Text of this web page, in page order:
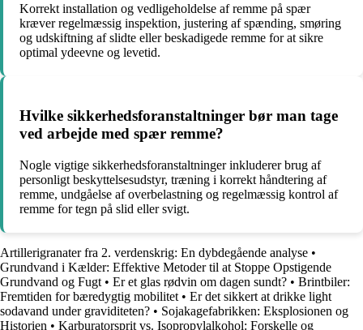
Korrekt installation og vedligeholdelse af remme på spær
kræver regelmæssig inspektion, justering af spænding, smøring
og udskiftning af slidte eller beskadigede remme for at sikre
optimal ydeevne og levetid.
Hvilke sikkerhedsforanstaltninger bør man tage
ved arbejde med spær remme?
Nogle vigtige sikkerhedsforanstaltninger inkluderer brug af
personligt beskyttelsesudstyr, træning i korrekt håndtering af
remme, undgåelse af overbelastning og regelmæssig kontrol af
remme for tegn på slid eller svigt.
Artillerigranater fra 2. verdenskrig: En dybdegående analyse •
Grundvand i Kælder: Effektive Metoder til at Stoppe Opstigende
Grundvand og Fugt • Er et glas rødvin om dagen sundt? • Brintbiler:
Fremtiden for bæredygtig mobilitet • Er det sikkert at drikke light
sodavand under graviditeten? • Sojakagefabrikken: Eksplosionen og
Historien • Karburatorsprit vs. Isopropylalkohol: Forskelle og